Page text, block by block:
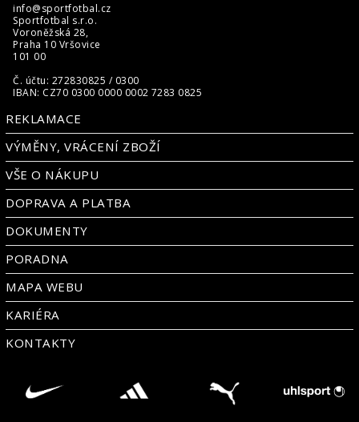
info@sportfotbal.cz
Sportfotbal s.r.o.
Voroněžská 28,
Praha 10 Vršovice
101 00
Č. účtu: 272830825 / 0300
IBAN: CZ70 0300 0000 0002 7283 0825
REKLAMACE
VÝMĚNY, VRÁCENÍ ZBOŽÍ
VŠE O NÁKUPU
DOPRAVA A PLATBA
DOKUMENTY
PORADNA
MAPA WEBU
KARIÉRA
KONTAKTY